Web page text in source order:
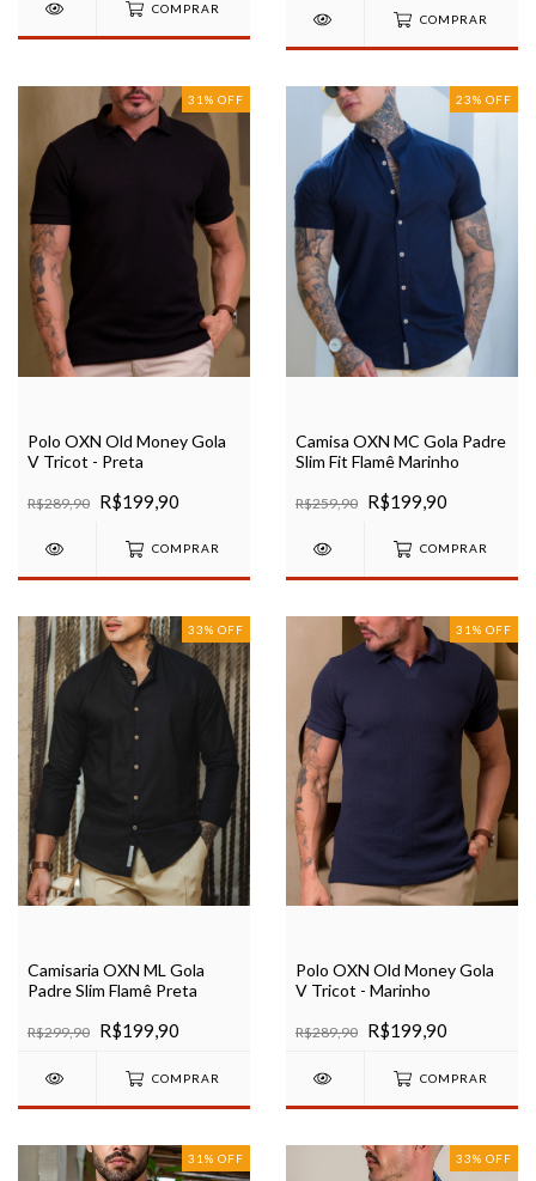
COMPRAR
COMPRAR
31 % OFF
Polo OXN Old Money Gola
V Tricot - Preta
R$289,90 R$199,90
COMPRAR
23% OFF
Camisa OXN MC Gola Padre
Slim Fit Flamê Marinho
R$259,90 R$199,90
COMPRAR
33% OFF
Camisaria OXN ML Gola
Padre Slim Flamê Preta
R$299,90 R$199,90
COMPRAR
31 % OFF
Polo OXN Old Money Gola
V Tricot - Marinho
R$289,90 R$199,90
COMPRAR
31 % OFF 33% OFF